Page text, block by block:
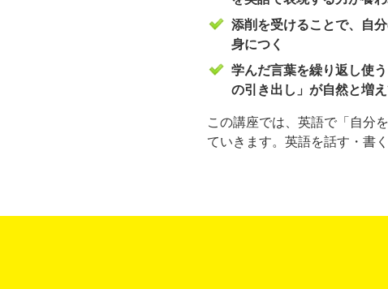
添削を受けることで、自
身につく
学んだ言葉を繰り返し使
の引き出し」が自然と増え
この講座では、英語で「自分
ていきます。英語を話す・書